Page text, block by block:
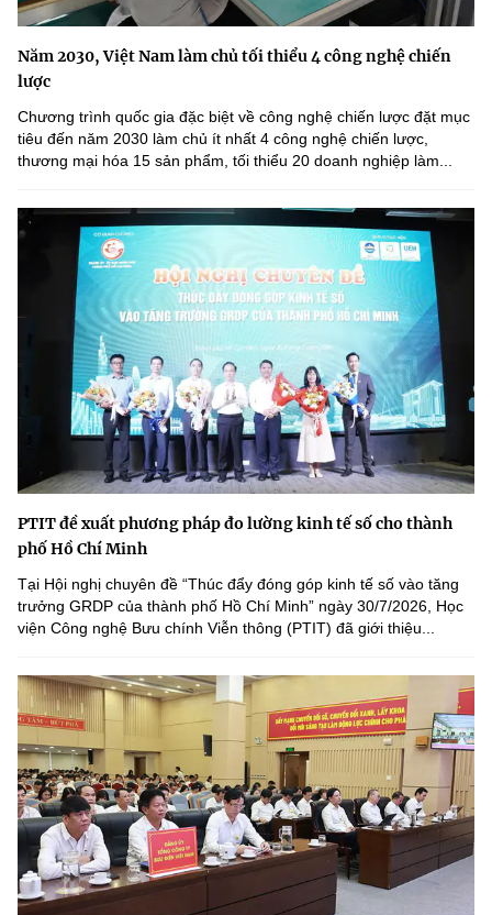
Năm 2030, Việt Nam làm chủ tối thiểu 4 công nghệ chiến
lược
Chương trình quốc gia đặc biệt về công nghệ chiến lược đặt mục
tiêu đến năm 2030 làm chủ ít nhất 4 công nghệ chiến lược,
thương mại hóa 15 sản phẩm, tối thiểu 20 doanh nghiệp làm...
PTIT đề xuất phương pháp đo lường kinh tế số cho thành
phố Hồ Chí Minh
Tại Hội nghị chuyên đề “Thúc đẩy đóng góp kinh tế số vào tăng
trưởng GRDP của thành phố Hồ Chí Minh” ngày 30/7/2026, Học
viện Công nghệ Bưu chính Viễn thông (PTIT) đã giới thiệu...